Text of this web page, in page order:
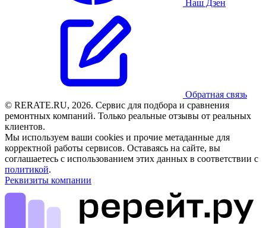
Наш Дзен
Обратная связь
© RERATE.RU, 2026. Сервис для подбора и сравнения
ремонтных компаний. Только реальные отзывы от реальных
клиентов.
Мы используем ваши cookies и прочие метаданные для
корректной работы сервисов. Оставаясь на сайте, вы
соглашаетесь с использованием этих данных в соответствии с
политикой.
Реквизиты компании